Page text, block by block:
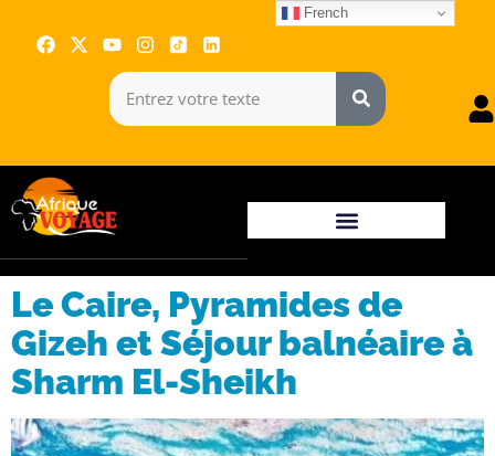
Le Caire, Pyramides de
Gizeh et Séjour balnéaire à
Sharm El-Sheikh
French